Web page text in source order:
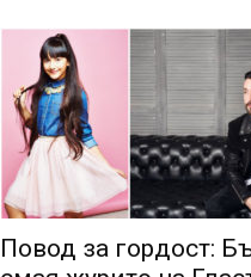
Повод за гордост: